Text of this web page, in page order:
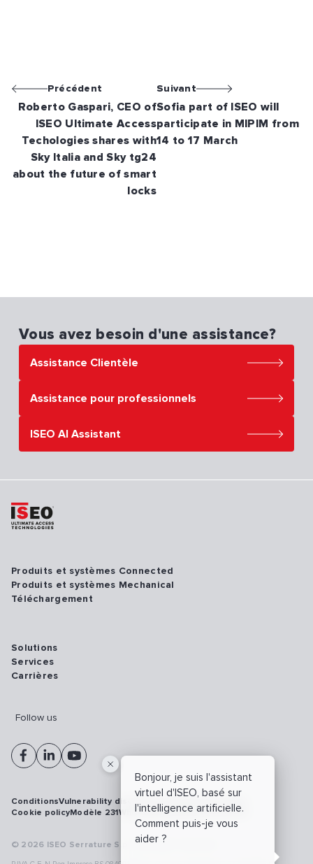
Précédent
Roberto Gaspari, CEO of
ISEO Ultimate Access
Techologies shares with
Sky Italia and Sky tg24
about the future of smart
locks
Suivant
Sofia part of ISEO will
participate in MIPIM from
14 to 17 March
Vous avez besoin d'une assistance?
Assistance Clientèle
Assistance pour professionnels
ISEO AI Assistant
Bonjour, je suis l'assistant
virtuel d'ISEO, basé sur
l'intelligence artificielle.
Comment puis-je vous
aider ?
Produits et systèmes Connected
Produits et systèmes Mechanical
Téléchargement
Solutions
Services
Carrières
Follow us
© 2026 ISEO Serrature S.p.A. All right reserved
ConditionsVulnerability disclosure policy
Privacy policy
Cookie policyModèle 231WhistleblowingCybersécurité